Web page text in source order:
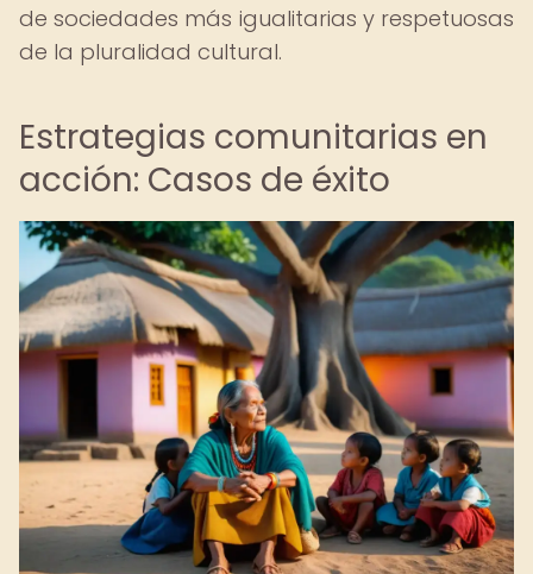
de sociedades más igualitarias y respetuosas
de la pluralidad cultural.
Estrategias comunitarias en
acción: Casos de éxito